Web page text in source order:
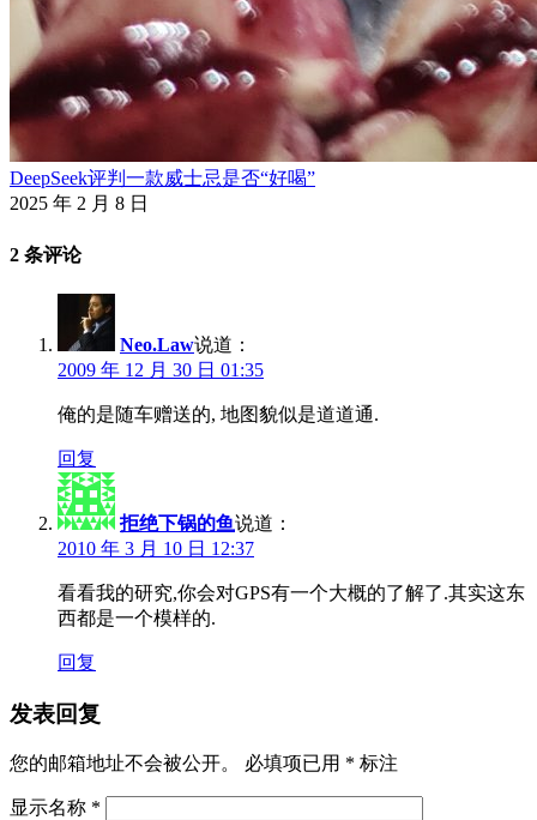
DeepSeek评判一款威士忌是否“好喝”
2025 年 2 月 8 日
2 条评论
Neo.Law说道：
2009 年 12 月 30 日 01:35
俺的是随车赠送的, 地图貌似是道道通.
回复
拒绝下锅的鱼说道：
2010 年 3 月 10 日 12:37
看看我的研究,你会对GPS有一个大概的了解了.其实这东
西都是一个模样的.
回复
发表回复
您的邮箱地址不会被公开。 必填项已用 * 标注
显示名称 *